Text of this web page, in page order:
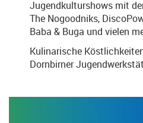
Jugendkulturshows mit
The Nogoodniks,
Baba & Buga und vielen
Kulinarische
Dornbirner